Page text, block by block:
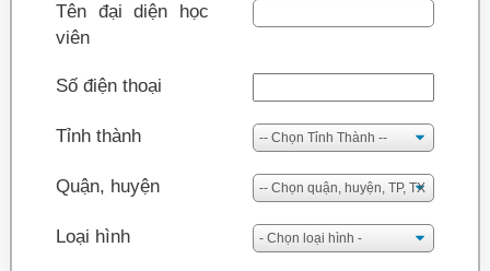
Tên đại diện học
viên
Số điện thoại
Tỉnh thành
Quận, huyện
Loại hình